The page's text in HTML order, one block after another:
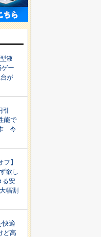
液
ー
が
能で
今
】
欲し
る安
幅割
快適
ど高